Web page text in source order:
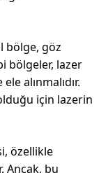
bölge, göz
bölgeler, lazer
alınmalıdır.
için lazerin
özellikle
Ancak, bu